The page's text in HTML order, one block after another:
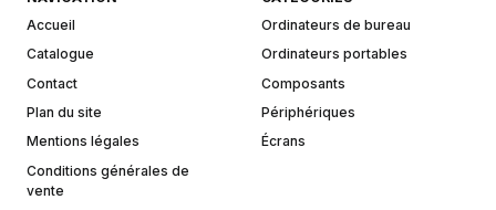
Accueil
Catalogue
Contact
Plan du site
Mentions légales
Conditions générales de
vente
Ordinateurs de bureau
Ordinateurs portables
Composants
Périphériques
Écrans